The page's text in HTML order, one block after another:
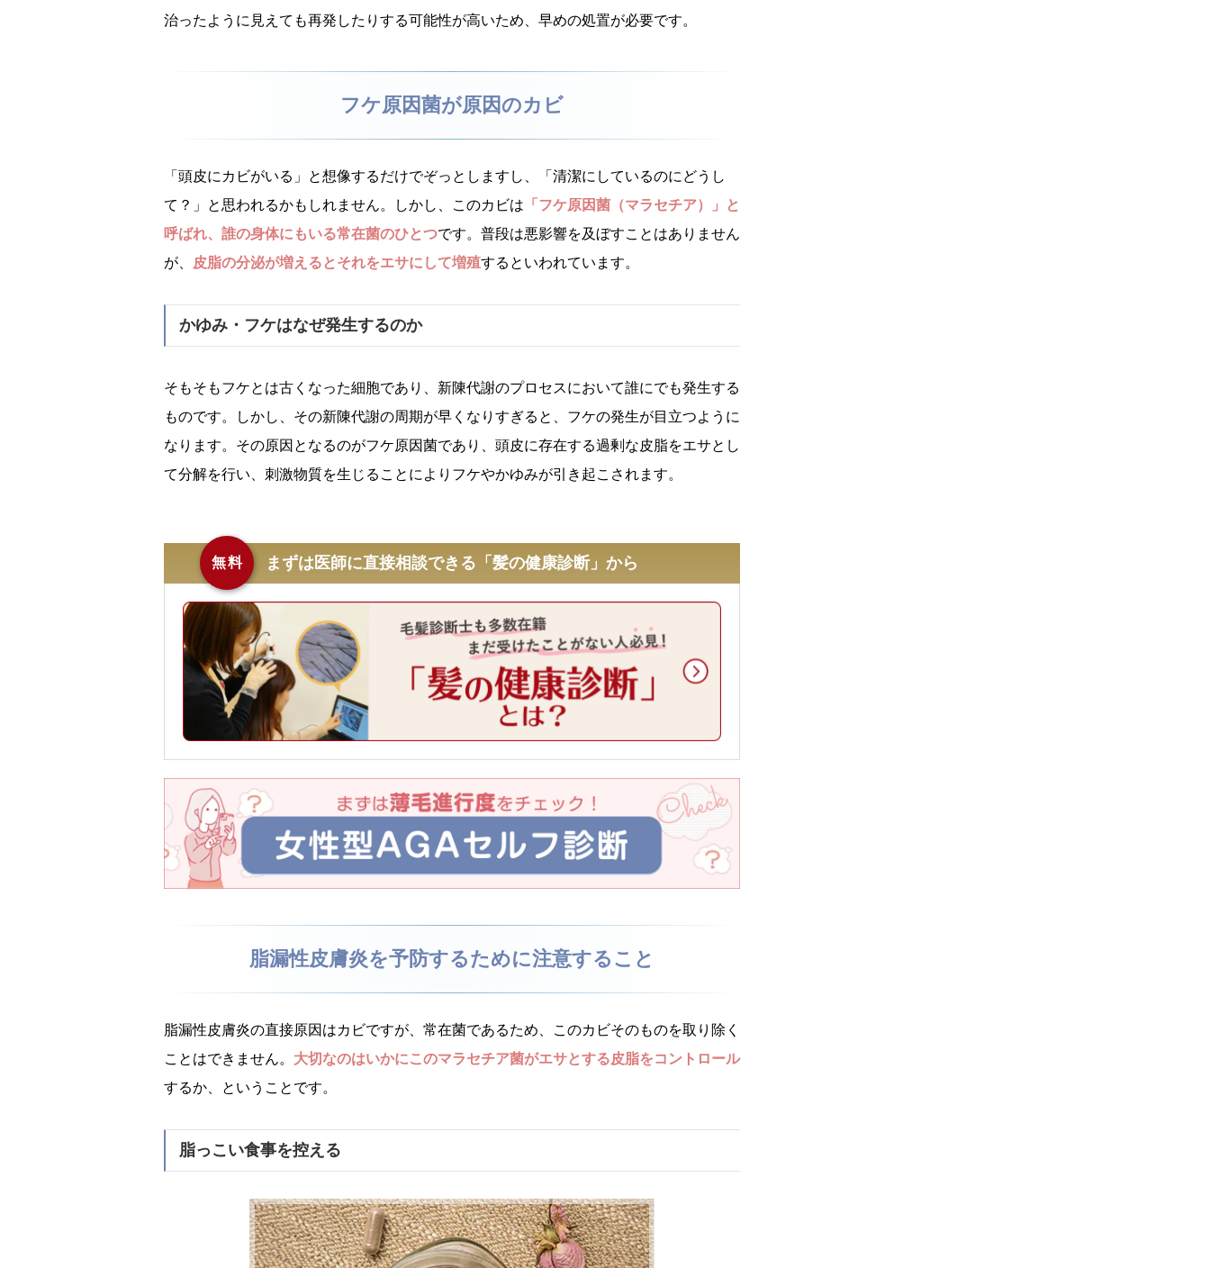
治ったように見えても再発したりする可能性が高いため、早めの処置が必要です。
フケ原因菌が原因のカビ
「頭皮にカビがいる」と想像するだけでぞっとしますし、「清潔にしているのにどうし
て？」と思われるかもしれません。しかし、このカビは 「フケ原因菌（マラセチア）」と
呼ばれ、誰の身体にもいる常在菌のひとつです。普段は悪影響を及ぼすことはありません
が、
皮脂の分泌が増えるとそれをエサにして増殖するといわれています。
かゆみ・フケはなぜ発生するのか
そもそもフケとは古くなった細胞であり、新陳代謝のプロセスにおいて誰にでも発生する
ものです。しかし、その新陳代謝の周期が早くなりすぎると、フケの発生が目立つように
なります。その原因となるのがフケ原因菌であり、頭皮に存在する過剰な皮脂をエサとし
て分解を行い、刺激物質を生じることによりフケやかゆみが引き起こされます。
無料 まずは医師に直接相談できる「髪の健康診断」から
脂漏性皮膚炎を予防するために注意すること
脂漏性皮膚炎の直接原因はカビですが、常在菌であるため、このカビそのものを取り除く
ことはできません。 大切なのはいかにこのマラセチア菌がエサとする皮脂をコントロール
するか、ということです。
脂っこい食事を控える